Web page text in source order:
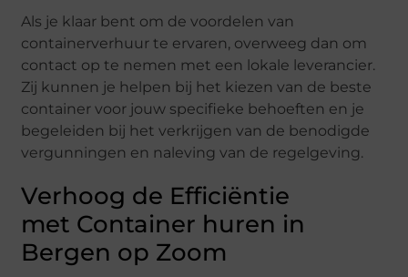
Als je klaar bent om de voordelen van
containerverhuur te ervaren, overweeg dan om
contact op te nemen met een lokale leverancier.
Zij kunnen je helpen bij het kiezen van de beste
container voor jouw specifieke behoeften en je
begeleiden bij het verkrijgen van de benodigde
vergunningen en naleving van de regelgeving.
Verhoog de Efficiëntie
met Container huren in
Bergen op Zoom